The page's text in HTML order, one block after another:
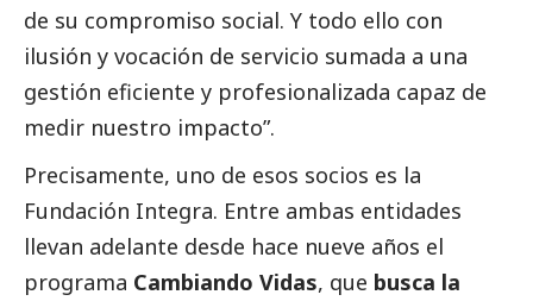
de su compromiso social. Y todo ello con
ilusión y vocación de servicio sumada a una
gestión eficiente y profesionalizada capaz de
medir nuestro impacto”.
Precisamente, uno de esos socios es la
Fundación Integra. Entre ambas entidades
llevan adelante desde hace nueve años el
programa Cambiando Vidas, que busca la